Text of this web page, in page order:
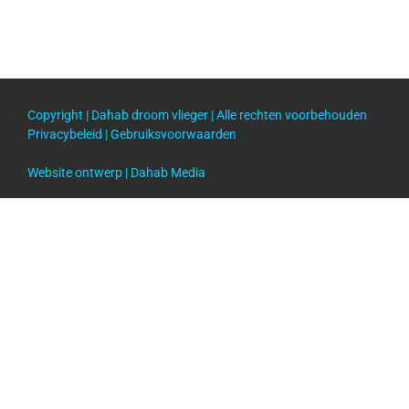
Copyright | Dahab droom vlieger | Alle rechten voorbehouden
Privacybeleid |Gebruiksvoorwaarden
Website ontwerp | Dahab Media